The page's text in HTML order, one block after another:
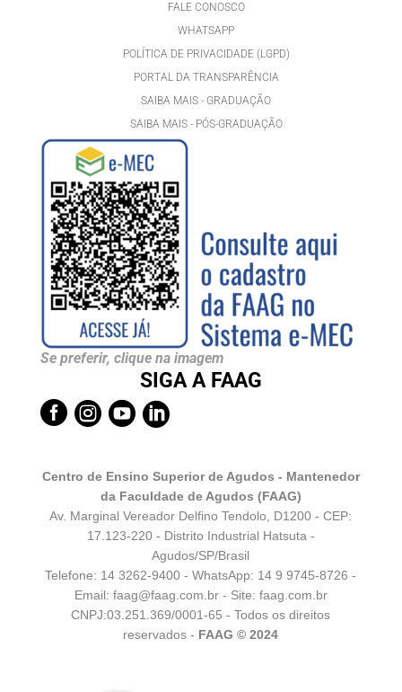
FALE CONOSCO
WHATSAPP
POLÍTICA DE PRIVACIDADE (LGPD)
PORTAL DA TRANSPARÊNCIA
SAIBA MAIS - GRADUAÇÃO
SAIBA MAIS - PÓS-GRADUAÇÃO
Se preferir, clique na imagem
SIGA A FAAG
   
Centro de Ensino Superior de Agudos - Mantenedor
da Faculdade de Agudos (FAAG)
Av. Marginal Vereador Delfino Tendolo, D1200 - CEP:
17.123-220 - Distrito Industrial Hatsuta -
Agudos/SP/Brasil
Telefone: 14 3262-9400 - WhatsApp: 14 9 9745-8726-
Email: faag@faag.com.br- Site: faag.com.br
CNPJ:03.251.369/0001-65 - Todos os direitos
reservados - FAAG © 2024